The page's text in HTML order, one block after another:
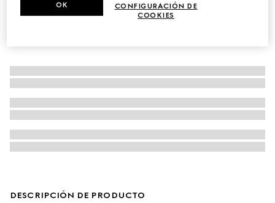
DESCRIPCIÓN DE PRODUCTO
CONFIGURACIÓN DE
COOKIES
OK